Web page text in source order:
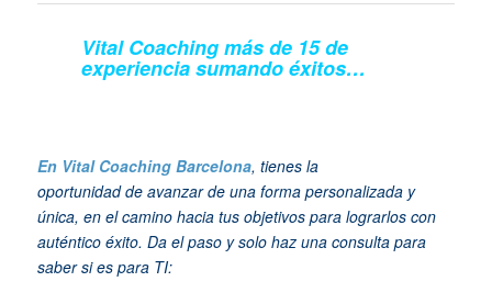
Vital Coaching más de 15 de
experiencia sumando éxitos…
En Vital Coaching Barcelona, tienes la
oportunidad de avanzar de una forma personalizada y
única, en el camino hacia tus objetivos para lograrlos con
auténtico éxito. Da el paso y solo haz una consulta para
saber si es para TI: